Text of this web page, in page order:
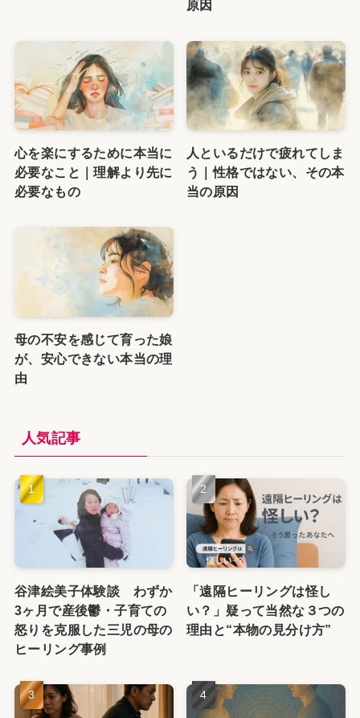
原因
心を楽にするために本当に
必要なこと｜理解より先に
必要なもの
人といるだけで疲れてしま
う｜性格ではない、その本
当の原因
母の不安を感じて育った娘
が、安心できない本当の理
由
人気記事
谷津絵美子体験談 わずか
3ヶ月で産後鬱・子育ての
怒りを克服した三児の母の
ヒーリング事例
「遠隔ヒーリングは怪し
い？」疑って当然な３つの
理由と“本物の見分け方”